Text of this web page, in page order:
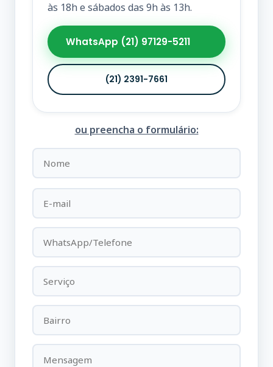
às 18h e sábados das 9h às 13h.
WhatsApp (21) 97129-5211
(21) 2391-7661
ou preencha o formulário: